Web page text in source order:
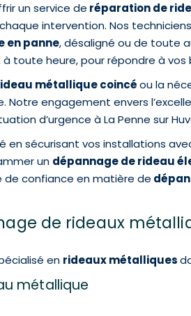
un service de réparation de
intervention. Nos
en panne, désaligné ou de toute
toute heure, pour répondre à vos
métallique coincéou la
engagement envers
d’urgence à La Penne sur
en sécurisant vos installations
un dépannage de rideau
confiance en matière de
de rideaux
en rideaux métalliques
métallique